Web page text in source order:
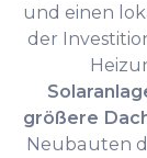
und einen
der
größere
Neubauten